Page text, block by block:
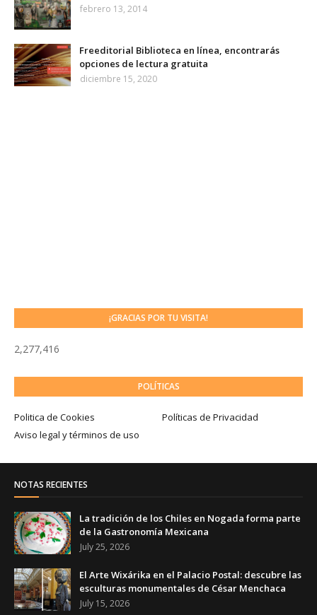
febrero 13, 2014
Freeditorial Biblioteca en línea, encontrarás
opciones de lectura gratuita
diciembre 15, 2020
¡GRACIAS POR TU VISITA!
2,277,416
POLÍTICAS
Politica de Cookies
Políticas de Privacidad
Aviso legal y términos de uso
NOTAS RECIENTES
La tradición de los Chiles en Nogada forma parte
de la Gastronomía Mexicana
July 25, 2026
El Arte Wixárika en el Palacio Postal: descubre las
esculturas monumentales de César Menchaca
July 15, 2026